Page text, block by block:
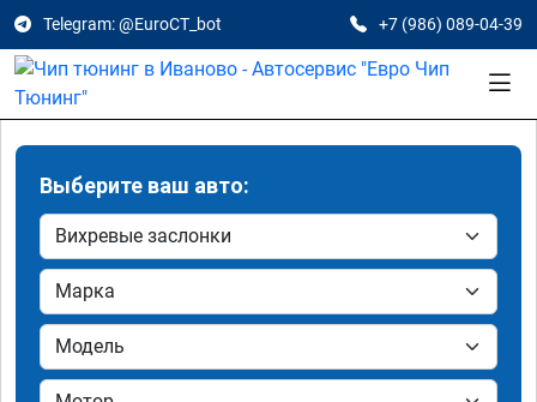
Telegram: @EuroCT_bot +7 (986) 089-04-39
Выберите ваш авто: